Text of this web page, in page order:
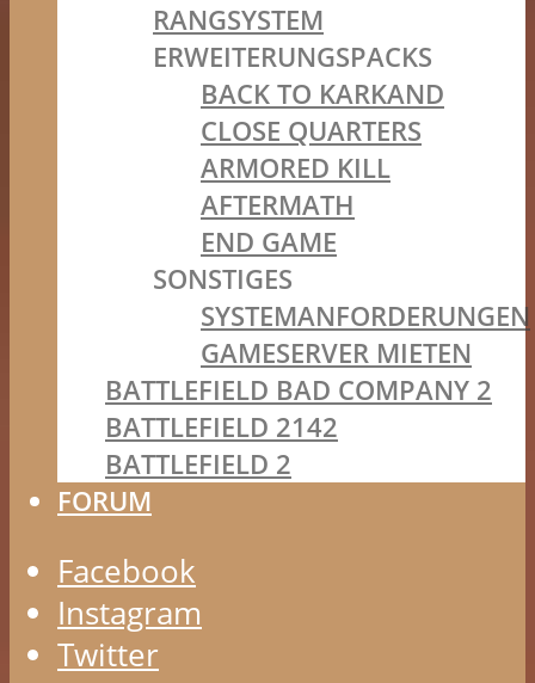
RANGSYSTEM
ERWEITERUNGSPACKS
BACK TO KARKAND
CLOSE QUARTERS
ARMORED KILL
AFTERMATH
END GAME
SONSTIGES
SYSTEMANFORDERUNGEN
GAMESERVER MIETEN
BATTLEFIELD BAD COMPANY 2
BATTLEFIELD 2142
BATTLEFIELD 2
FORUM
Facebook
Instagram
Twitter